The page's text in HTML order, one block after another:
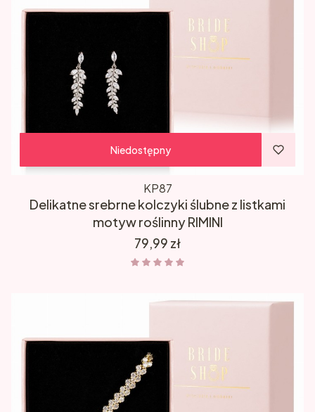
Niedostępny
KP87
Delikatne srebrne kolczyki ślubne z listkami
motyw roślinny RIMINI
Cena
79,99 zł